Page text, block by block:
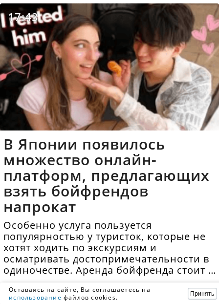
17:43
В Японии появилось
множество онлайн-
платформ, предлагающих
взять бойфрендов
напрокат
Особенно услуга пользуется
популярностью у туристок, которые не
хотят ходить по экскурсиям и
осматривать достопримечательности в
одиночестве. Аренда бойфренда стоит в
Оставаясь на сайте, Вы соглашаетесь на
использование файлов cookies. Принять